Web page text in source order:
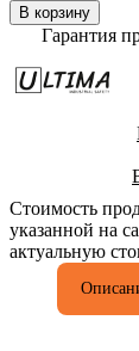
В корзину
Гарантия
Стоимость
указанной на
актуальную